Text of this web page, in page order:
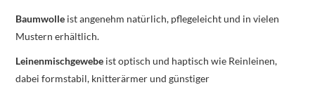
Baumwolle ist angenehm natürlich, pflegeleicht und in vielen
Mustern erhältlich.
Leinenmischgewebe ist optisch und haptisch wie Reinleinen,
dabei formstabil, knitterärmer und günstiger